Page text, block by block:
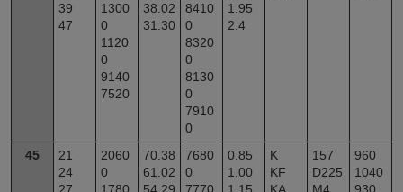
39
47
1300
0
1120
0
9140
7520
38.02
31.30
8410
0
8320
0
8130
0
7910
0
1.95
2.4
45
21
24
2060
0
70.38
61.02
7680
0
0.85
1.00
K
KF
157
D225
960
1040